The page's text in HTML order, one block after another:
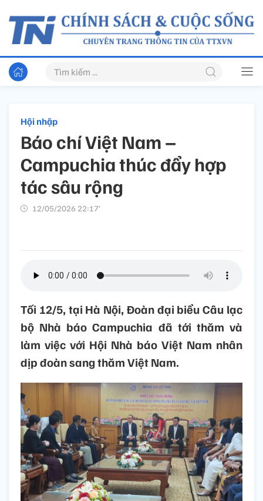
Hội nhập
Báo chí Việt Nam –
Campuchia thúc đẩy hợp
tác sâu rộng
12/05/2026 22:17’
Tối 12/5, tại Hà Nội, Đoàn đại biểu Câu lạc
bộ Nhà báo Campuchia đã tới thăm và
làm việc với Hội Nhà báo Việt Nam nhân
dịp đoàn sang thăm Việt Nam.